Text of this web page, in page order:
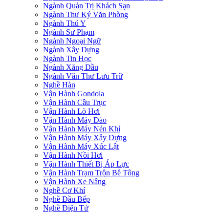
Ngành Quản Trị Khách Sạn
Ngành Thư Ký Văn Phòng
Ngành Thú Y
Ngành Sư Phạm
Ngành Ngoại Ngữ
Ngành Xây Dựng
Ngành Tin Học
Ngành Xăng Dầu
Ngành Văn Thư Lưu Trữ
Nghề Hàn
Vận Hành Gondola
Vận Hành Cầu Trục
Vận Hành Lò Hơi
Vận Hành Máy Đào
Vận Hành Máy Nén Khí
Vận Hành Máy Xây Dựng
Vận Hành Máy Xúc Lật
Vận Hành Nồi Hơi
Vận Hành Thiết Bị Áp Lực
Vận Hành Trạm Trộn Bê Tông
Vận Hành Xe Nâng
Nghề Cơ Khí
Nghề Đầu Bếp
Nghề Điện Tử